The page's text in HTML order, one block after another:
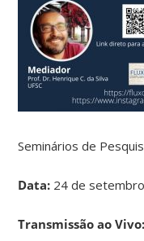
Seminários de
Data: 24 de
Transmissão ao Vivo: